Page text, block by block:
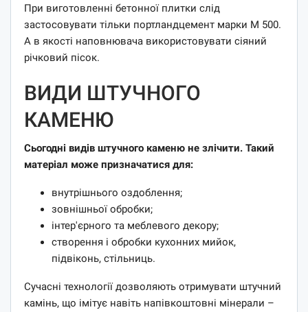
При виготовленні бетонної плитки слід
застосовувати тільки портландцемент марки М 500.
А в якості наповнювача використовувати сіяний
річковий пісок.
ВИДИ ШТУЧНОГО
КАМЕНЮ
Сьогодні видів штучного каменю не злічити. Такий
матеріал може призначатися для:
внутрішнього оздоблення;
зовнішньої обробки;
інтер'єрного та меблевого декору;
створення і обробки кухонних мийок,
підвіконь, стільниць.
Сучасні технології дозволяють отримувати штучний
камінь, що імітує навіть напівкоштовні мінерали –